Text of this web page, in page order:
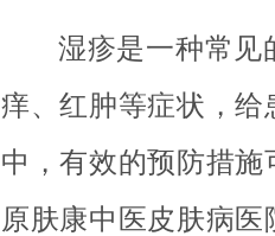
湿疹是一种常见
痒、红肿等症状，
中，有效的预防措
原肤康中医皮肤病